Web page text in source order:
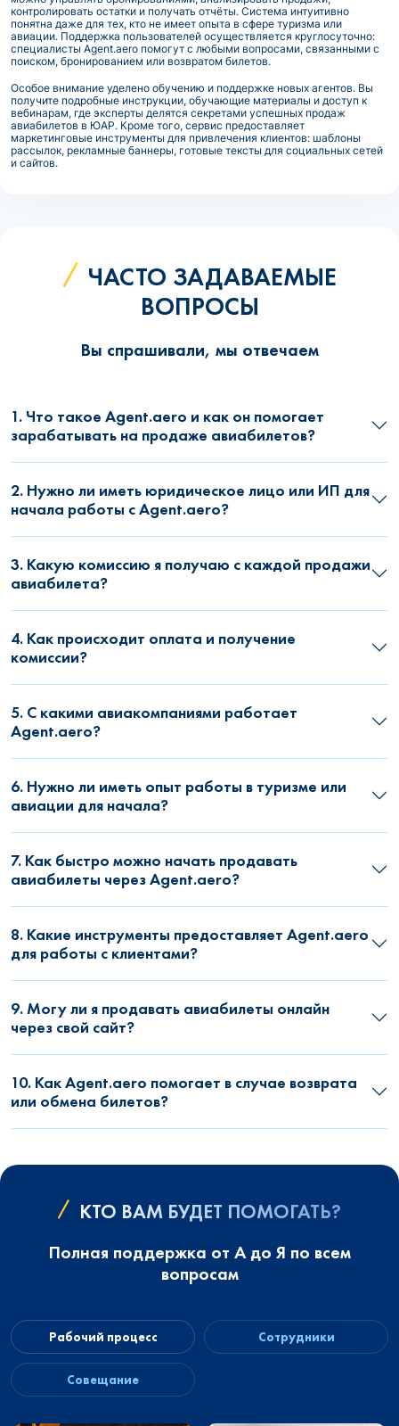
контролировать остатки и получать отчёты. Система интуитивно
понятна даже для тех, кто не имеет опыта в сфере туризма или
авиации. Поддержка пользователей осуществляется круглосуточно:
специалисты Agent.aero помогут с любыми вопросами, связанными с
поиском, бронированием или возвратом билетов.
Особое внимание уделено обучению и поддержке новых агентов. Вы
получите подробные инструкции, обучающие материалы и доступ к
вебинарам, где эксперты делятся секретами успешных продаж
авиабилетов в ЮАР. Кроме того, сервис предоставляет
маркетинговые инструменты для привлечения клиентов: шаблоны
рассылок, рекламные баннеры, готовые тексты для социальных сетей
и сайтов.
ЧАСТО ЗАДАВАЕМЫЕ
ВОПРОСЫ
Вы спрашивали, мы отвечаем
1. Что такое Agent.aero и как он помогает
зарабатывать на продаже авиабилетов?
2. Нужно ли иметь юридическое лицо или ИП для
начала работы с Agent.aero?
3. Какую комиссию я получаю с каждой продажи
авиабилета?
4. Как происходит оплата и получение
комиссии?
5. С какими авиакомпаниями работает
Agent.aero?
6. Нужно ли иметь опыт работы в туризме или
авиации для начала?
7. Как быстро можно начать продавать
авиабилеты через Agent.aero?
8. Какие инструменты предоставляет Agent.aero
для работы с клиентами?
9. Могу ли я продавать авиабилеты онлайн
через свой сайт?
10. Как Agent.aero помогает в случае возврата
или обмена билетов?
КТО ВАМ БУДЕТ ПОМОГАТЬ?
Полная поддержка от А до Я по всем
вопросам
Рабочий процесс Сотрудники
Совещание